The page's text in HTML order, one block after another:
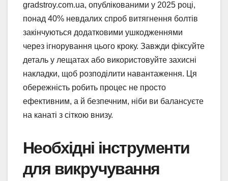
gradstroy.com.ua, опублікованими у 2025 році,
понад 40% невдалих спроб витягнення болтів
закінчуються додатковими ушкодженнями
через ігнорування цього кроку. Завжди фіксуйте
деталь у лещатах або використовуйте захисні
накладки, щоб розподілити навантаження. Ця
обережність робить процес не просто
ефективним, а й безпечним, ніби ви балансуєте
на канаті з сіткою внизу.
Необхідні інструменти
для викручування